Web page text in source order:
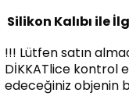
Silikon Kalıbı ile
!!! Lütfen satın
DİKKATlice kontrol
edeceğiniz objenin